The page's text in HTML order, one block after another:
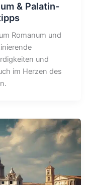
& Palatin-
Romanum und
und
im Herzen des